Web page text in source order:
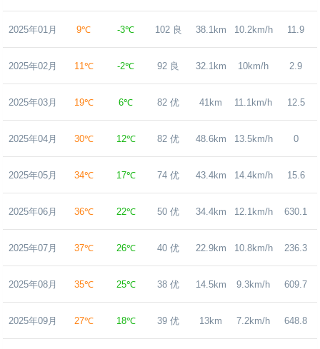
2025年01月 9℃ -3℃ 102 良 38.1km 10.2km/h 11.9
2025年02月 11℃ -2℃ 92 良 32.1km 10km/h 2.9
2025年03月 19℃ 6℃ 82 优 41km 11.1km/h 12.5
2025年04月 30℃ 12℃ 82 优 48.6km 13.5km/h 0
2025年05月 34℃ 17℃ 74 优 43.4km 14.4km/h 15.6
2025年06月 36℃ 22℃ 50 优 34.4km 12.1km/h 630.1
2025年07月 37℃ 26℃ 40 优 22.9km 10.8km/h 236.3
2025年08月 35℃ 25℃ 38 优 14.5km 9.3km/h 609.7
2025年09月 27℃ 18℃ 39 优 13km 7.2km/h 648.8